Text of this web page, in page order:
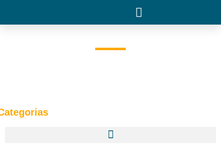
Carros antigos